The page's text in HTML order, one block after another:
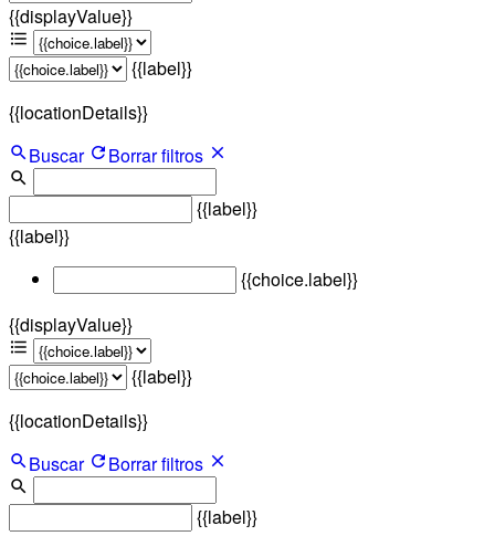
{{displayValue}}
{{label}}
{{locationDetails}}
Buscar
Borrar filtros
{{label}}
{{label}}
{{choice.label}}
{{displayValue}}
{{label}}
{{locationDetails}}
Buscar
Borrar filtros
{{label}}